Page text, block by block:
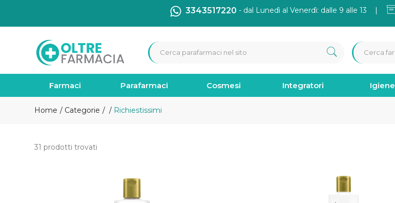
3343517220 - dal Lunedì al Venerdì: dalle 9 alle 13 |
Farmaci Parafarmaci Cosmesi Integratori Igiene
Home Categorie Richiestissimi
31 prodotti trovati